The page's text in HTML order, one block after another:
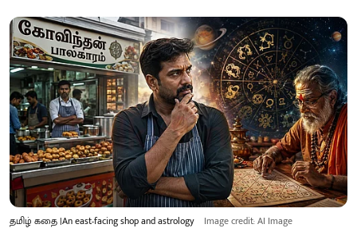
தமிழ் கதை |An east-facing shop and astrology Image credit: AI Image